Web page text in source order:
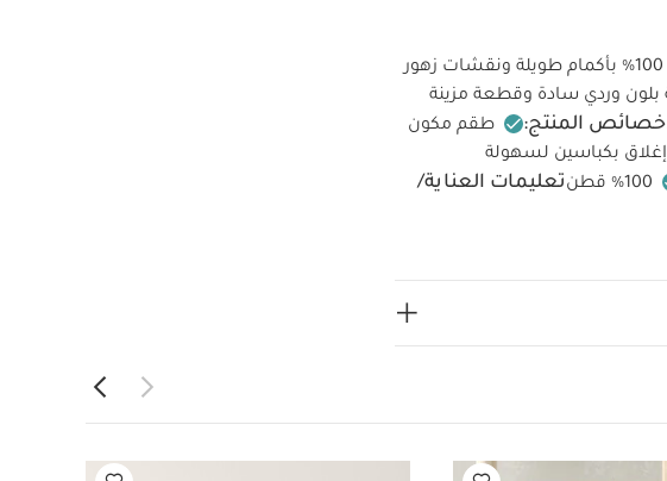
يتكون هذا الطقم من 5 ألبسة قطعة واحدة مصنوعة من القطن بنسبة 100‏%‏ بأكمام طويلة ونقشات زهور
بألوان مائية متنوعة. يأتي بقطعة مزينة بنقشة زهور بألوان مائية وقطعة بلون وردي سادة وقطعة مزينة
خصائص المنتج:
طقم مكون
إغلاق بكباسين لسهولة
100‏%‏ قطن
تعليمات العناية/